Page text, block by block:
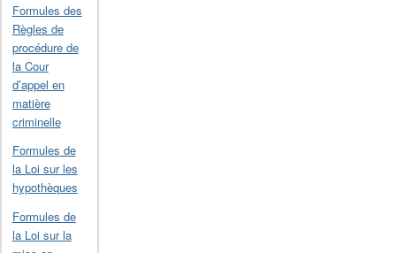
Formules des
Règles de
procédure de
la Cour
d’appel en
matière
criminelle
Formules de
la Loi sur les
hypothèques
Formules de
la Loi sur la